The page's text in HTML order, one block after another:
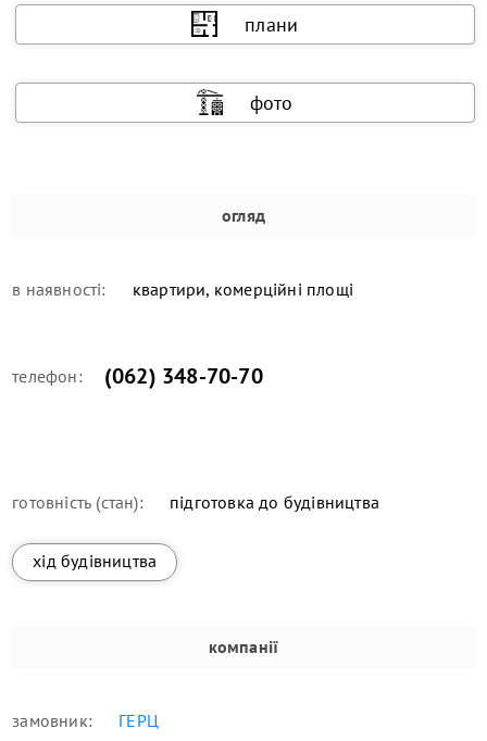
плани
фото
огляд
в наявності: квартири, комерційні площі
телефон: (062) 348-70-70
готовність (стан): підготовка до будівництва
хід будівництва
компанії
замовник: ГЕРЦ